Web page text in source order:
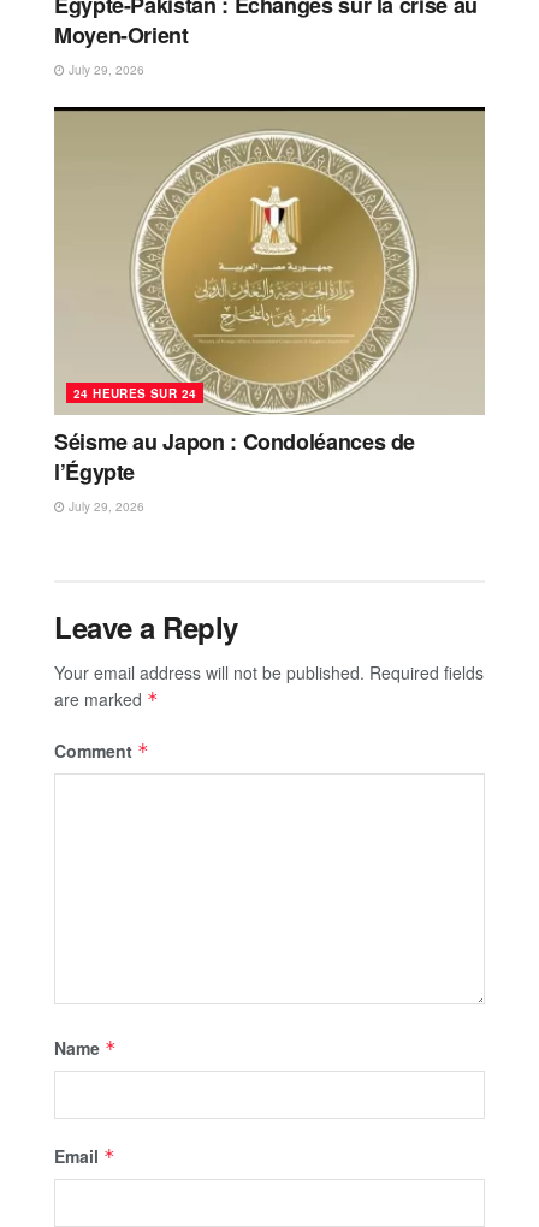
Moyen-Orient
July 29, 2026
24 HEURES SUR 24
Séisme au Japon : Condoléances de
l’Égypte
July 29, 2026
Leave a Reply
Your email address will not be published. Required fields
are marked *
Comment *
Name *
Email *